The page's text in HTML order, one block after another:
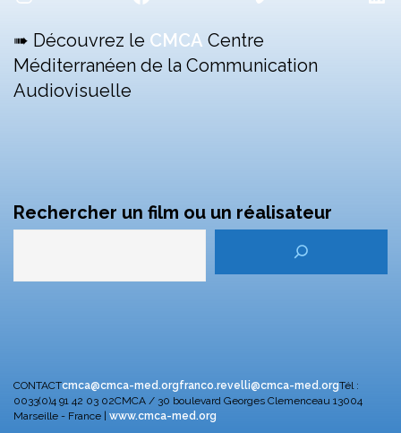
➠ Découvrez le CMCA Centre
Méditerranéen de la Communication
Audiovisuelle
Rechercher un film ou un réalisateur
CONTACTcmca@cmca-med.orgfranco.revelli@cmca-med.orgTél :
0033(0)4 91 42 03 02CMCA / 30 boulevard Georges Clemenceau 13004
Marseille - France | www.cmca-med.org